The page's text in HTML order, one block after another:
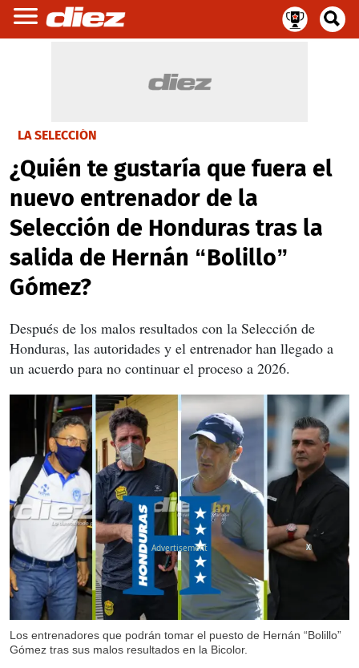
LA SELECCIÓN
¿Quién te gustaría que fuera el
nuevo entrenador de la
Selección de Honduras tras la
salida de Hernán “Bolillo”
Gómez?
Después de los malos resultados con la Selección de
Honduras, las autoridades y el entrenador han llegado a
un acuerdo para no continuar el proceso a 2026.
Los entrenadores que podrán tomar el puesto de Hernán “Bolillo”
Gómez tras sus malos resultados en la Bicolor.
X